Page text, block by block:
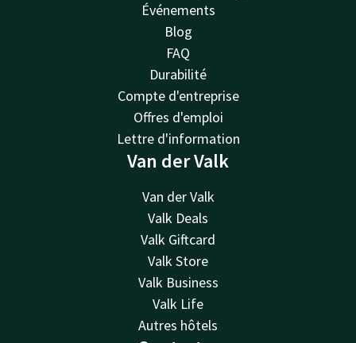
Événements
Blog
FAQ
Durabilité
Compte d'entreprise
Offres d'emploi
Lettre d'information
Van der Valk
Van der Valk
Valk Deals
Valk Giftcard
Valk Store
Valk Business
Valk Life
Autres hôtels